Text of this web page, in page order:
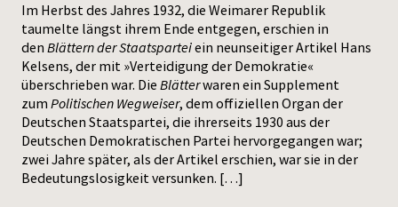
Im Herbst des Jahres 1932, die Weimarer Republik
taumelte längst ihrem Ende entgegen, erschien in
den Blättern der Staatsparteiein neunseitiger Artikel Hans
Kelsens, der mit »Verteidigung der Demokratie«
überschrieben war. Die Blätterwaren ein Supplement
zum Politischen Wegweiser, dem offiziellen Organ der
Deutschen Staatspartei, die ihrerseits 1930 aus der
Deutschen Demokratischen Partei hervorgegangen war;
zwei Jahre später, als der Artikel erschien, war sie in der
Bedeutungslosigkeit versunken. […]